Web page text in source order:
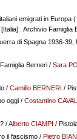
emigrati in
: Archivio Famiglia
di Spagna 1936-39;
Berneri/ Sara
/ Camillo BERNERI /
oggi/ Costantino
/Alberto CIAMPI /
il fascismo/ Pietro